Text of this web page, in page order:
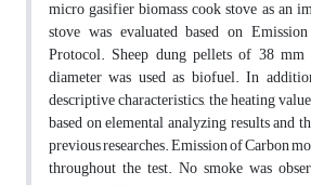
micro gasifier biomass cook stove as an
stove was evaluated based on
Protocol. Sheep dung pellets of 38
diameter was used as biofuel. In
descriptive characteristics, the heating
based on elemental analyzing results and
previous researches. Emission of Carbon
throughout the test. No smoke was